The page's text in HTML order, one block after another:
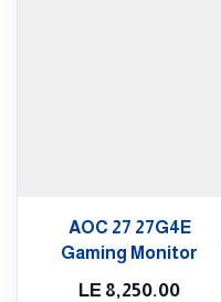
AOC 27 27G4E
Gaming Monitor
LE 8,250.00